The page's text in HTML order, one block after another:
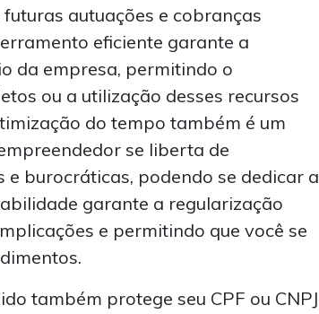
autuações e cobranças
eficiente garante a
da empresa, permitindo o
ou a utilização desses recursos
do tempo também é um
se liberta de
burocráticas, podendo se dedicar a
garante a regularização
e permitindo que você se
também protege seu CPF ou CNPJ